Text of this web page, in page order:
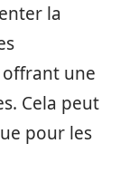
la
offrant une
Cela peut
pour les